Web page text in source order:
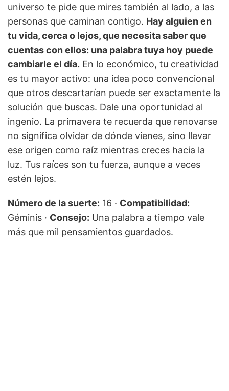
universo te pide que mires también al lado, a las
personas que caminan contigo. Hay alguien en
tu vida, cerca o lejos, que necesita saber que
cuentas con ellos: una palabra tuya hoy puede
cambiarle el día. En lo económico, tu creatividad
es tu mayor activo: una idea poco convencional
que otros descartarían puede ser exactamente la
solución que buscas. Dale una oportunidad al
ingenio. La primavera te recuerda que renovarse
no significa olvidar de dónde vienes, sino llevar
ese origen como raíz mientras creces hacia la
luz. Tus raíces son tu fuerza, aunque a veces
estén lejos.
Número de la suerte: 16 · Compatibilidad:
Géminis · Consejo: Una palabra a tiempo vale
más que mil pensamientos guardados.